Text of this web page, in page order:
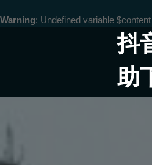
Warning: Undefined variable
抖
助